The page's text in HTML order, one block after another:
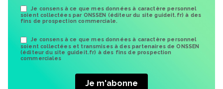
Je consens à ce que mes données à caractère personnel
soient collectées par ONSSEN (éditeur du site guideit.fr) à des
fins de prospection commerciale.
Je consens à ce que mes données à caractère personnel
soient collectées et transmises à des partenaires de ONSSEN
(éditeur du site guideit.fr) à des fins de prospection
commerciales